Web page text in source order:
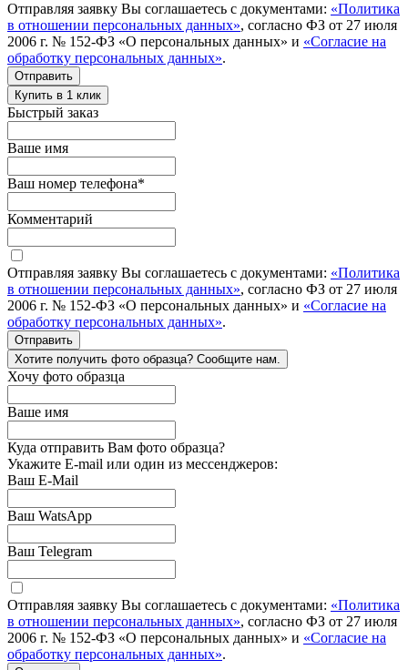
Отправляя заявку Вы соглашаетесь с документами: «Политика
в отношении персональных данных», согласно ФЗ от 27 июля
2006 г. № 152-ФЗ «О персональных данных» и «Согласие на
обработку персональных данных».
Отправить
Купить в 1 клик
Быстрый заказ
Ваше имя
Ваш номер телефона*
Комментарий
Отправляя заявку Вы соглашаетесь с документами: «Политика
в отношении персональных данных», согласно ФЗ от 27 июля
2006 г. № 152-ФЗ «О персональных данных» и «Согласие на
обработку персональных данных».
Отправить
Хотите получить фото образца? Сообщите нам.
Хочу фото образца
Ваше имя
Куда отправить Вам фото образца?
Укажите E-mail или один из мессенджеров:
Ваш E-Mail
Ваш WatsApp
Ваш Telegram
Отправляя заявку Вы соглашаетесь с документами: «Политика
в отношении персональных данных», согласно ФЗ от 27 июля
2006 г. № 152-ФЗ «О персональных данных» и «Согласие на
обработку персональных данных».